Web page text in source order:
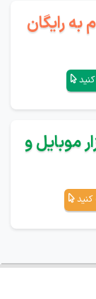
به رایگان
موبایل و
کنید